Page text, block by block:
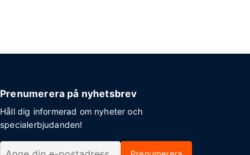
Prenumerera på nyhetsbrev
Håll dig informerad om nyheter och
specialerbjudanden!